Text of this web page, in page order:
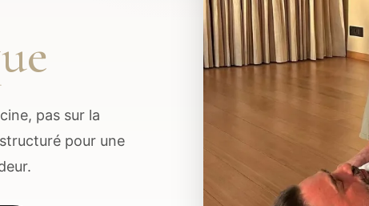
pas sur la
pour une